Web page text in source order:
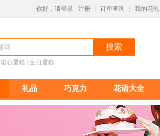
你好，请登录 注册 订单查询 我的花礼
搜索
诺心蛋糕 生日蛋糕
礼品 巧克力 花语大全